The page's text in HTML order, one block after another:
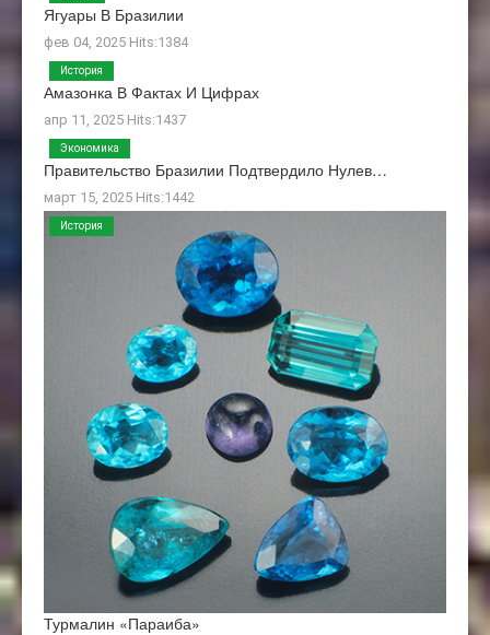
Ягуары В Бразилии
фев 04, 2025 Hits:1384
Амазонка В Фактах И Цифрах
апр 11, 2025 Hits:1437
История
Правительство Бразилии Подтвердило Нулев…
март 15, 2025 Hits:1442
Экономика
Турмалин «Параиба»
История